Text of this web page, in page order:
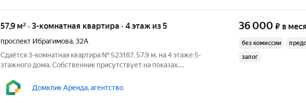
57,9 м² · 3-комнатная квартира · 4 этаж из 5
проспект Ибрагимова,32А
Сдаётся 3-комнатная квартира № 523187, 57.9 м, на 4 этаже 5-
этажного дома. Собственник присутствует на показах.
оплачиваются отдельно. По условиям проживания: можно с
детьми, без питомцев. Из
Домклик Аренда, агентство
36 000 ₽ в
без комиссии
залог